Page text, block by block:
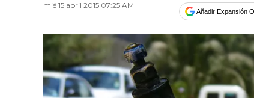
mié 15 abril 2015 07:25 AM
Añadir Expansión